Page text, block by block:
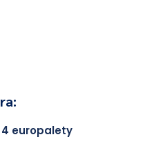
4 europalety